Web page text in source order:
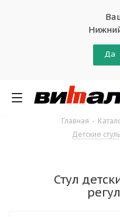
Да
Главная -
Детские
Стул